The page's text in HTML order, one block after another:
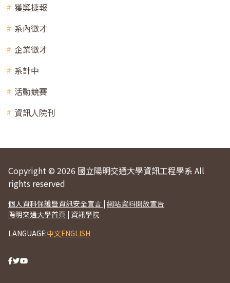
獲獎捷報
系內徵才
企業徵才
系計中
活動競賽
資訊人院刊
Copyright © 2026 國立陽明交通大學資訊工程學系 All
rights reserved
個人資料保護暨資訊安全宣言 | 網站資料開放宣告
陽明交通大學首頁 | 資訊學院
LANGUAGE:中文ENGLISH